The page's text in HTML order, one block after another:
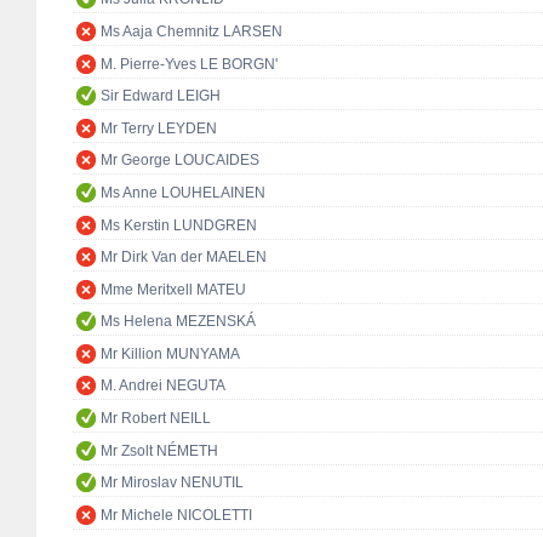
Ms Aaja Chemnitz LARSEN
M. Pierre-Yves LE BORGN'
Sir Edward LEIGH
Mr Terry LEYDEN
Mr George LOUCAIDES
Ms Anne LOUHELAINEN
Ms Kerstin LUNDGREN
Mr Dirk Van der MAELEN
Mme Meritxell MATEU
Ms Helena MEZENSKÁ
Mr Killion MUNYAMA
M. Andrei NEGUTA
Mr Robert NEILL
Mr Zsolt NÉMETH
Mr Miroslav NENUTIL
Mr Michele NICOLETTI